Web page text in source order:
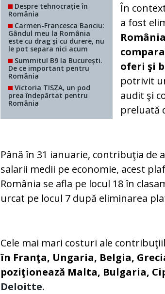
Despre tehnocrație în
România
Carmen-Francesca Banciu:
Gândul meu la România
este cu drag și cu durere, nu
le pot separa nici acum
Summitul B9 la București.
De ce important pentru
România
Victoria TISZA, un pod
prea îndepărtat pentru
România
În
a fost
oferi şi
potrivit
audit şi
preluată
Până în 31 ianuarie, contribuţia de
salarii medii pe economie, acest
România se afla pe locul 18 în
urcat pe locul 7 după eliminarea
Cele mai mari costuri ale
în Franţa, Ungaria, Belgia,
poziţionează Malta, Bulgaria,
Deloitte.